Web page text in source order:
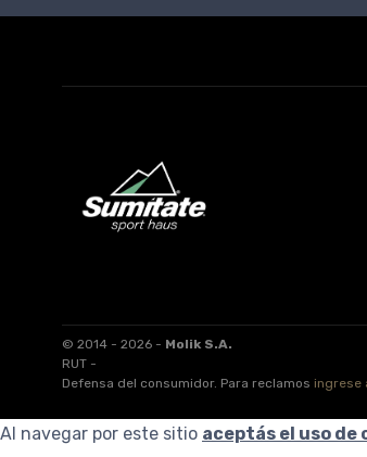
© 2014 - 2026 - Molik S.A.
RUT -
Defensa del consumidor. Para reclamos ingrese
Al navegar por este sitio aceptás el uso de